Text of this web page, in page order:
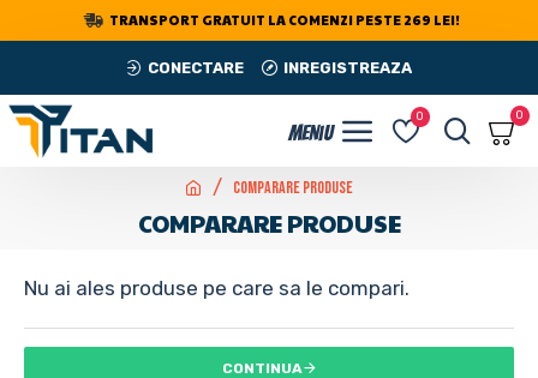
TRANSPORT GRATUIT LA COMENZI PESTE 269 LEI!
CONECTARE INREGISTREAZA
0 0
Comparare Produse
COMPARARE PRODUSE
Nu ai ales produse pe care sa le compari.
CONTINUA